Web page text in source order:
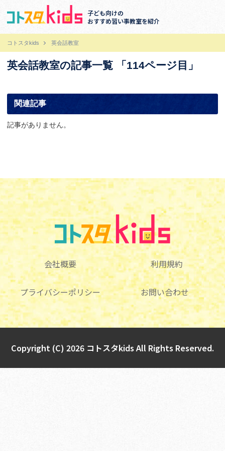
子ども向けの
おすすめ習い事教室を紹介
コトスタkids 英会話教室
英会話教室の記事一覧 「114ページ目」
関連記事
記事がありません。
会社概要 利用規約
プライバシーポリシー お問い合わせ
Copyright (C) 2026 コトスタkids All Rights Reserved.